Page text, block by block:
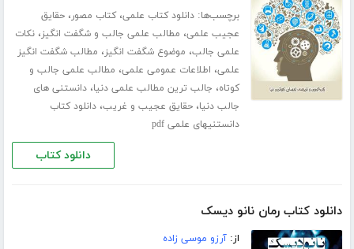
برچسب‌ها:دانلود کتاب علمی،کتاب مصور،حقایق
عجیب علمی، مطالب علمی جالب و شگفت انگیز،نکات
علمی جالب، موضوع شگفت انگیز، مطالب شگفت انگیز
علمی، اطلاعات عمومی علمی، مطالب علمی جالب و
کوتاه، جالب ترین مطالب علمی دنیا،دانستنی های
جالب دنیا،حقایق عجیب و غریب،دانلود کتاب
دانستنیهای علمی pdf
دانلود کتاب
دانلود کتاب رمان نانو دیسک
از:آرزو موسی زاده